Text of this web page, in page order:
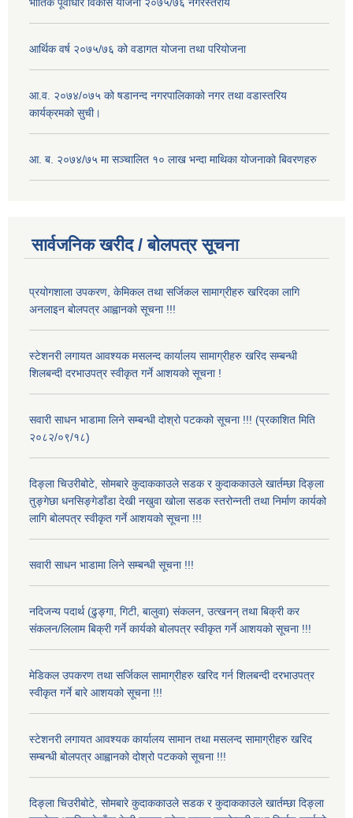
भौतिक पूर्वाधार विकास योजना २०७५/७६ नगरस्तरीय
आर्थिक वर्ष २०७५/७६ को वडागत योजना तथा परियोजना
आ.व. २०७४/०७५ को षडानन्द नगरपालिकाको नगर तथा वडास्तरिय
कार्यक्रमको सुची।
आ. ब. २०७४/७५ मा सञ्चालित १० लाख भन्दा माथिका योजनाको बिवरणहरु
सार्वजनिक खरीद / बोलपत्र सूचना
प्रयोगशाला उपकरण, केमिकल तथा सर्जिकल सामाग्रीहरु खरिदका लागि
अनलाइन बोलपत्र आह्वानको सूचना !!!
स्टेशनरी लगायत आवश्यक मसलन्द कार्यालय सामाग्रीहरु खरिद सम्बन्धी
शिलबन्दी दरभाउपत्र स्वीकृत गर्ने आशयको सूचना !
सवारी साधन भाडामा लिने सम्बन्धी दोश्रो पटकको सूचना !!! (प्रकाशित मिति
२०८२/०९/१८)
दिङ्ला चिउरीबोटे, सोमबारे कुदाककाउले सडक र कुदाककाउले खार्तम्छा दिङ्ला
तुङ्गेछा धनसिङ्गेडाँडा देखी नखुवा खोला सडक स्तरोन्नती तथा निर्माण कार्यको
लागि बोलपत्र स्वीकृत गर्ने आशयको सूचना !!!
सवारी साधन भाडामा लिने सम्बन्धी सूचना !!!
नदिजन्य पदार्थ (ढुङ्गा, गिटी, बालुवा) संकलन, उत्खनन् तथा बिक्री कर
संकलन/लिलाम बिक्री गर्ने कार्यको बोलपत्र स्वीकृत गर्ने आशयको सूचना !!!
मेडिकल उपकरण तथा सर्जिकल सामाग्रीहरु खरिद गर्न शिलबन्दी दरभाउपत्र
स्वीकृत गर्ने बारे आशयको सूचना !!!
स्टेशनरी लगायत आवश्यक कार्यालय सामान तथा मसलन्द सामाग्रीहरु खरिद
सम्बन्धी बोलपत्र आह्वानको दोश्रो पटकको सूचना !!!
दिङ्ला चिउरीबोटे, सोमबारे कुदाककाउले सडक र कुदाककाउले खार्तम्छा दिङ्ला